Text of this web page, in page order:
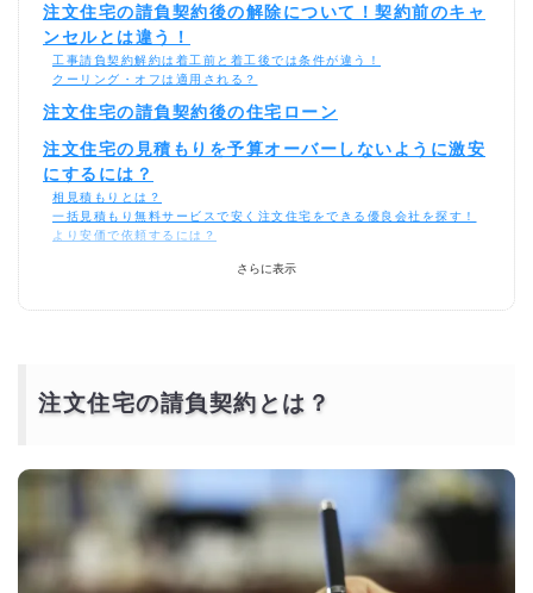
注文住宅の請負契約後の解除について！契約前のキャ
ンセルとは違う！
工事請負契約解約は着工前と着工後では条件が違う！
クーリング・オフは適用される？
注文住宅の請負契約後の住宅ローン
注文住宅の見積もりを予算オーバーしないように激安
にするには？
相見積もりとは？
一括見積もり無料サービスで安く注文住宅をできる優良会社を探す！
より安価で依頼するには？
さらに表示
注文住宅の請負契約とは？